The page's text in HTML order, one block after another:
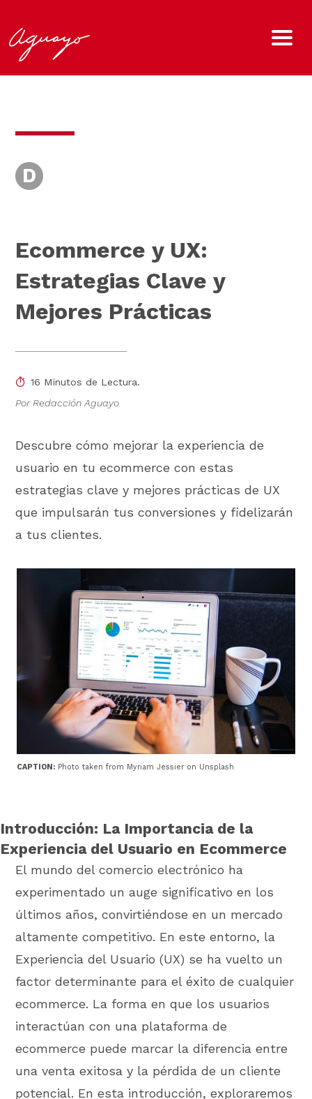
D
Ecommerce y UX:
Estrategias Clave y
Mejores Prácticas
16 Minutos de Lectura.
Por Redacción Aguayo
Descubre cómo mejorar la experiencia de
usuario en tu ecommerce con estas
estrategias clave y mejores prácticas de UX
que impulsarán tus conversiones y fidelizarán
a tus clientes.
CAPTION: Photo taken from Myriam Jessier on Unsplash
Introducción: La Importancia de la
Experiencia del Usuario en Ecommerce
El mundo del comercio electrónico ha
experimentado un auge significativo en los
últimos años, convirtiéndose en un mercado
altamente competitivo. En este entorno, la
Experiencia del Usuario (UX) se ha vuelto un
factor determinante para el éxito de cualquier
ecommerce. La forma en que los usuarios
interactúan con una plataforma de
ecommerce puede marcar la diferencia entre
una venta exitosa y la pérdida de un cliente
potencial. En esta introducción, exploraremos